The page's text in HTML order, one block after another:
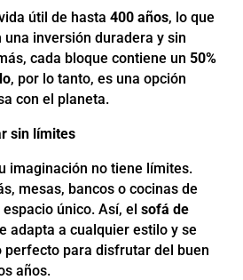
útil de hasta 400 años, lo que
inversión duradera y sin
cada bloque contiene un 50%
, por lo tanto, es una opción
con el planeta.
sin límites
imaginación no tiene límites.
mesas, bancos o cocinas de
único. Así, el sofá de
adapta a cualquier estilo y se
perfecto para disfrutar del buen
años.